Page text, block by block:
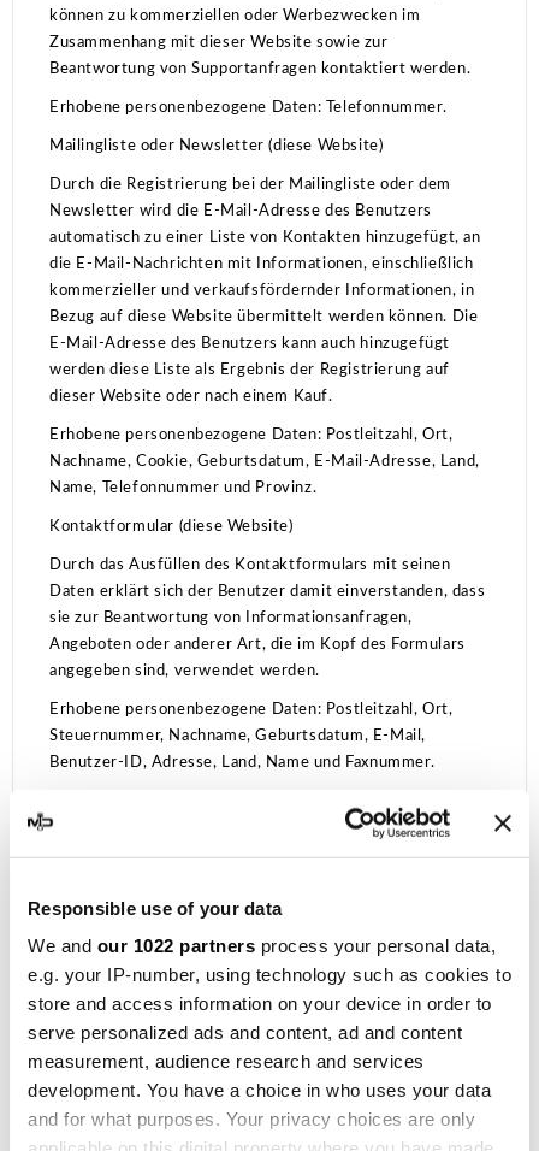
Responsible use of your data
We and our 1022 partners process your personal data,
e.g. your IP-number, using technology such as cookies to
store and access information on your device in order to
serve personalized ads and content, ad and content
measurement, audience research and services
development. You have a choice in who uses your data
and for what purposes. Your privacy choices are only
können zu kommerziellen oder Werbezwecken im
Zusammenhang mit dieser Website sowie zur
Beantwortung von Supportanfragen kontaktiert werden.
Erhobene personenbezogene Daten: Telefonnummer.
Mailingliste oder Newsletter (diese Website)
Durch die Registrierung bei der Mailingliste oder dem
Newsletter wird die E-Mail-Adresse des Benutzers
automatisch zu einer Liste von Kontakten hinzugefügt, an
die E-Mail-Nachrichten mit Informationen, einschließlich
kommerzieller und verkaufsfördernder Informationen, in
Bezug auf diese Website übermittelt werden können. Die
E-Mail-Adresse des Benutzers kann auch hinzugefügt
werden diese Liste als Ergebnis der Registrierung auf
dieser Website oder nach einem Kauf.
Erhobene personenbezogene Daten: Postleitzahl, Ort,
Nachname, Cookie, Geburtsdatum, E-Mail-Adresse, Land,
Name, Telefonnummer und Provinz.
Kontaktformular (diese Website)
Durch das Ausfüllen des Kontaktformulars mit seinen
Daten erklärt sich der Benutzer damit einverstanden, dass
sie zur Beantwortung von Informationsanfragen,
Angeboten oder anderer Art, die im Kopf des Formulars
angegeben sind, verwendet werden.
Erhobene personenbezogene Daten: Postleitzahl, Ort,
Steuernummer, Nachname, Geburtsdatum, E-Mail,
Benutzer-ID, Adresse, Land, Name und Faxnummer.
Mit dieser Art von Dienst können Sie eine Datenbank mit
Benutzer verwendet werden.
Diese Dienste können auch die Erfassung von Daten zu
Datum und Uhrzeit der Anzeige der Nachrichten durch den
Benutzer sowie zur Interaktion des Benutzers mit ihnen
ermöglichen, z. B. Informationen zu Klicks auf die in den
Nachrichten eingefügten Links.
MailChimp (The Rocket Science Group, LLC.)
MailChimp ist ein Dienst zur Adressverwaltung und zum